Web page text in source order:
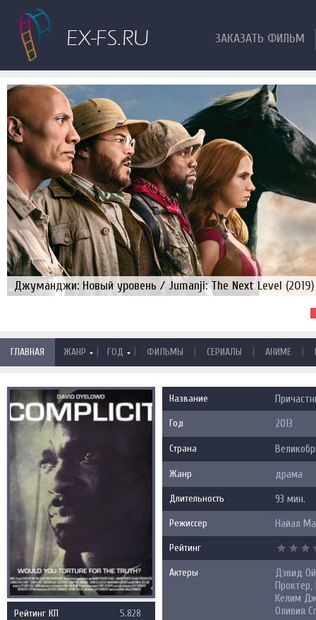
ЗАКАЗАТЬ ФИЛЬМ
Джуманджи: Новый уровень / Jumanji: The Next Level (2019)
ГЛАВНАЯ ЖАНР | ГОД | ФИЛЬМЫ | СЕРИАЛЫ | АНИМЕ |
Рейтинг КП 5.828
Название
Год 2013
Страна
Жанр драма
Длительность 93 мин.
Режиссер Найал
Рейтинг
Актеры
Дэвид
Келим
Оливия